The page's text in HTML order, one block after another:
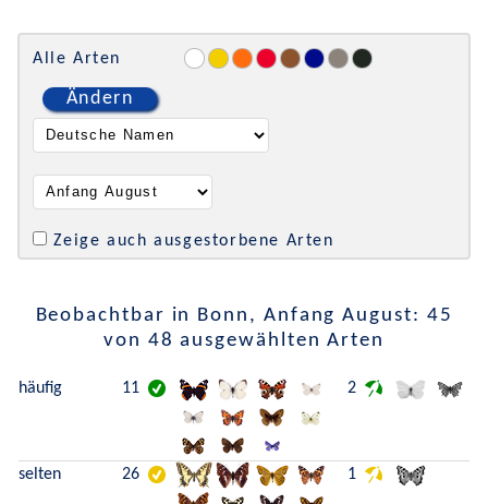
Alle Arten
Ändern
Zeige auch ausgestorbene Arten
Beobachtbar in Bonn, Anfang August: 45
von 48 ausgewählten Arten
häufig 11 2
selten 26 1